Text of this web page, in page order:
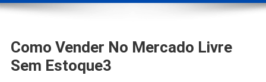
Marketing
Como Vender No Mercado Livre
Sem Estoque3